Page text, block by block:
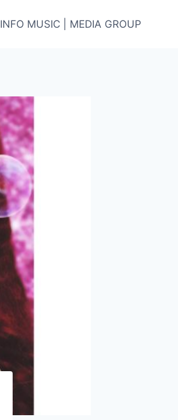
INFO MUSIC | MEDIA GROUP